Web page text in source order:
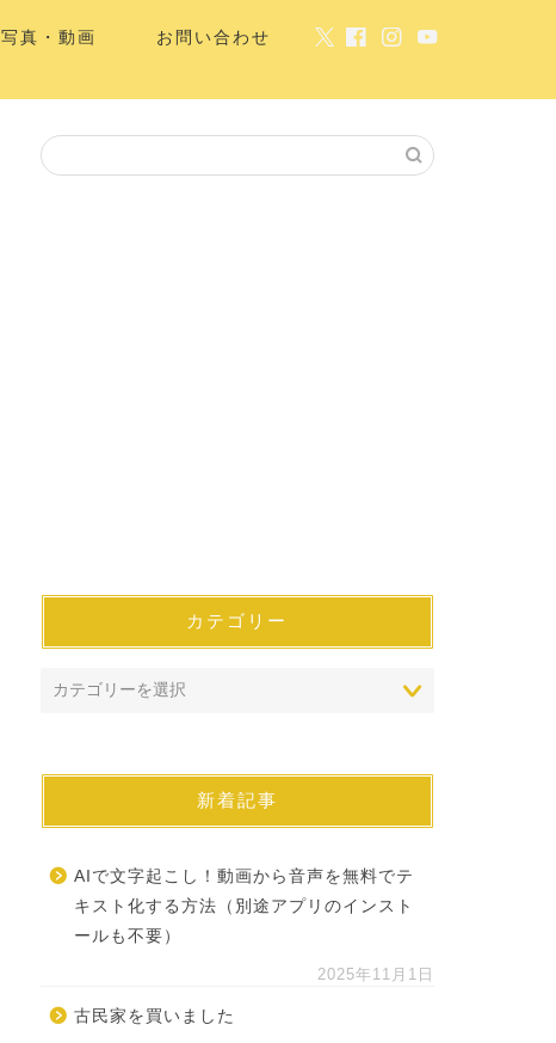
写真・動画 お問い合わせ
カテゴリー
新着記事
AIで文字起こし！動画から音声を無料でテ
キスト化する方法（別途アプリのインスト
ールも不要）
2025年11月1日
古民家を買いました